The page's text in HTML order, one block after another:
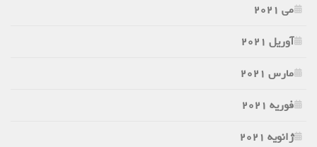
می 2021
آوریل 2021
مارس 2021
فوریه 2021
ژانویه 2021